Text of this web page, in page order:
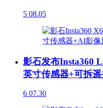
5 08.05
影石发布Insta360
英寸传感器+可拆
6 07.30